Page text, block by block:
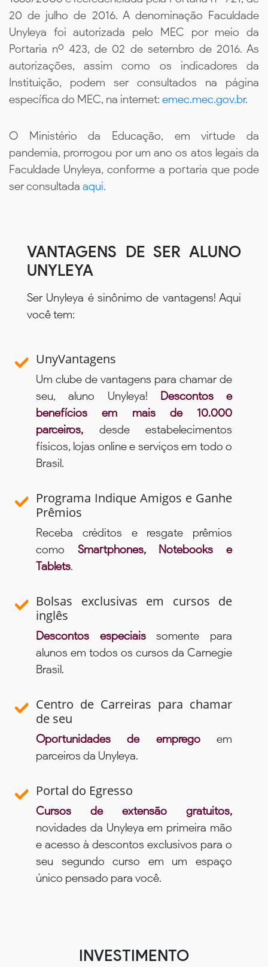
20 de julho de 2016. A denominação Faculdade
Unyleya foi autorizada pelo MEC por meio da
Portaria nº 423, de 02 de setembro de 2016. As
autorizações, assim como os indicadores da
Instituição, podem ser consultados na página
específica do MEC, na internet: emec.mec.gov.br.
O Ministério da Educação, em virtude da
pandemia, prorrogou por um ano os atos legais da
Faculdade Unyleya, conforme a portaria que pode
ser consultada aqui.
VANTAGENS DE SER ALUNO
UNYLEYA
Ser Unyleya é sinônimo de vantagens! Aqui
você tem:
UnyVantagens
Um clube de vantagens para chamar de
seu, aluno Unyleya! Descontos e
benefícios em mais de 10.000
parceiros, desde estabelecimentos
físicos, lojas online e serviços em todo o
Brasil.
Programa Indique Amigos e Ganhe
Prêmios
Receba créditos e resgate prêmios
como Smartphones, Notebooks e
Tablets.
Bolsas exclusivas em cursos de
inglês
Descontos especiaissomente para
alunos em todos os cursos da Carnegie
Brasil.
Centro de Carreiras para chamar
de seu
Oportunidades de empregoem
parceiros da Unyleya.
Portal do Egresso
Cursos de extensão gratuitos,
novidades da Unyleya em primeira mão
e acesso à descontos exclusivos para o
seu segundo curso em um espaço
único pensado para você.
INVESTIMENTO